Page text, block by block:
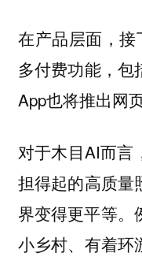
在产品层面，
多付费功能，包
App也将推出网页
对于木目AI而言
担得起的高质量
界变得更平等。
小乡村、有着环